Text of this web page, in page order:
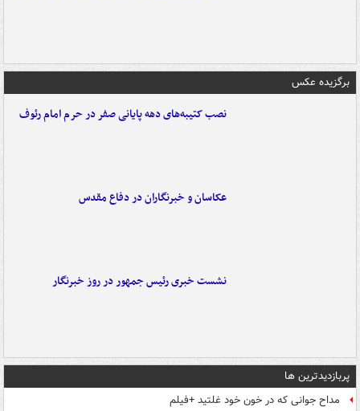
برگزیده عکس
نصب کتیبه‌های دهه پایانی صفر در حرم امام رئوف
عکاسان و خبرنگاران در دفاع مقدس
نشست خبری رئیس جمهور در روز خبرنگار
پربازدیدترین ها
مداح جوانی که در خون خود غلتید +فیلم